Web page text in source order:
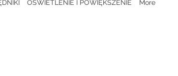
OŚWIETLENIE I POWIĘKSZENIE More